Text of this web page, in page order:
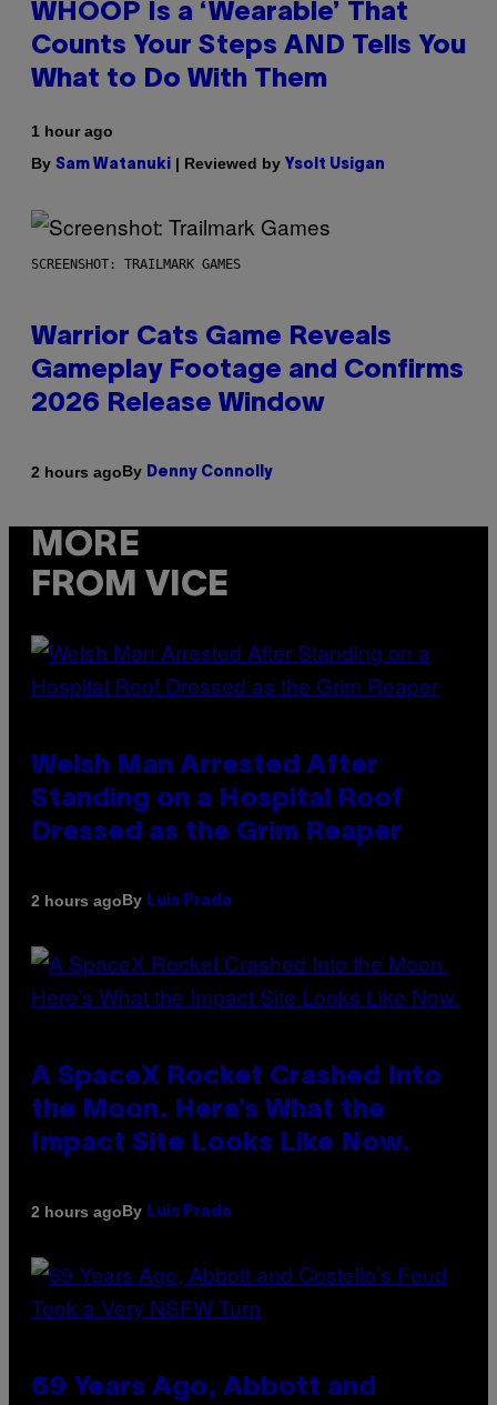
WHOOP Is a ‘Wearable’ That
Counts Your Steps AND Tells You
What to Do With Them
1 hour ago
By Sam Watanuki | Reviewed by Ysolt Usigan
SCREENSHOT: TRAILMARK GAMES
Warrior Cats Game Reveals
Gameplay Footage and Confirms
2026 Release Window
2 hours agoBy Denny Connolly
MORE
FROM VICE
Welsh Man Arrested After
Standing on a Hospital Roof
Dressed as the Grim Reaper
2 hours agoBy Luis Prada
A SpaceX Rocket Crashed Into
the Moon. Here’s What the
Impact Site Looks Like Now.
2 hours agoBy Luis Prada
69 Years Ago, Abbott and